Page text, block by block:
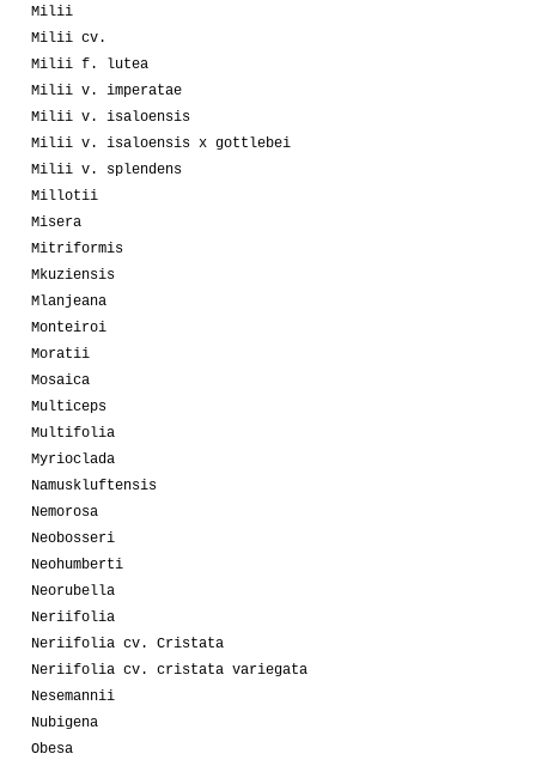
Milii
Milii cv.
Milii f. lutea
Milii v. imperatae
Milii v. isaloensis
Milii v. isaloensis x gottlebei
Milii v. splendens
Millotii
Misera
Mitriformis
Mkuziensis
Mlanjeana
Monteiroi
Moratii
Mosaica
Multiceps
Multifolia
Myrioclada
Namuskluftensis
Nemorosa
Neobosseri
Neohumberti
Neorubella
Neriifolia
Neriifolia cv. Cristata
Neriifolia cv. cristata variegata
Nesemannii
Nubigena
Obesa